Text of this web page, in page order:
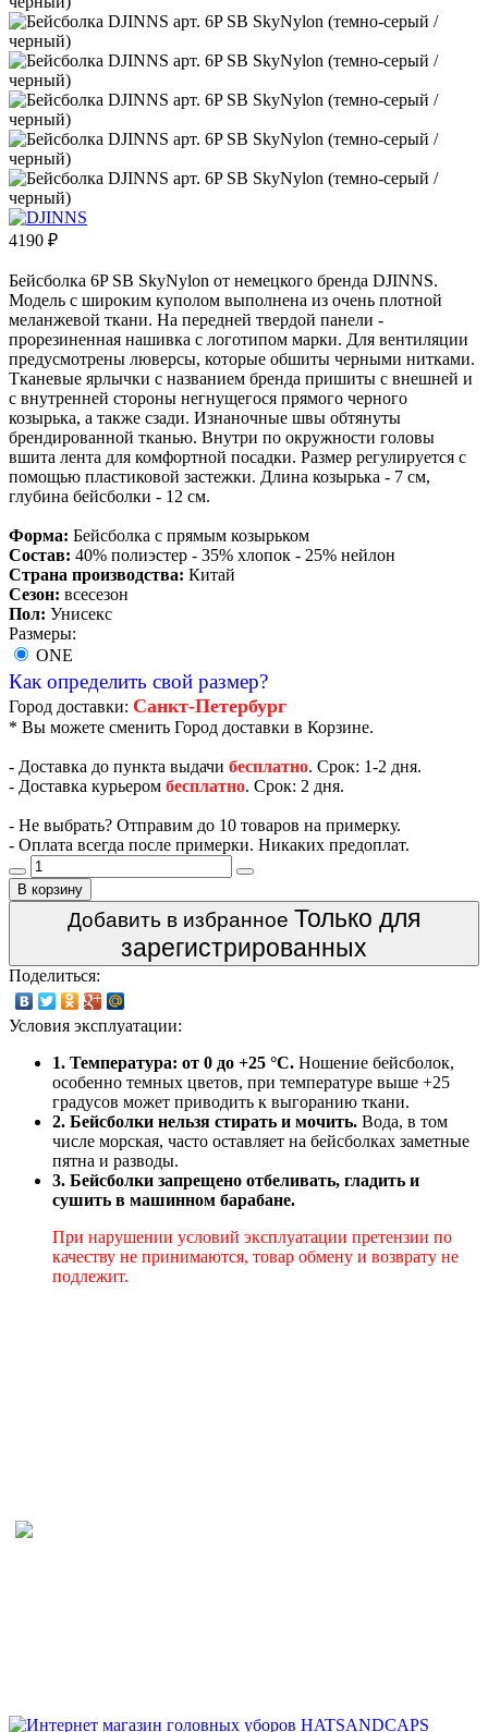
4190 ₽
Бейсболка 6P SB SkyNylon от немецкого бренда DJINNS.
Модель с широким куполом выполнена из очень плотной
меланжевой ткани. На передней твердой панели -
прорезиненная нашивка с логотипом марки. Для вентиляции
предусмотрены люверсы, которые обшиты черными нитками.
Тканевые ярлычки с названием бренда пришиты с внешней и
с внутренней стороны негнущегося прямого черного
козырька, а также сзади. Изнаночные швы обтянуты
брендированной тканью. Внутри по окружности головы
вшита лента для комфортной посадки. Размер регулируется с
помощью пластиковой застежки. Длина козырька - 7 см,
глубина бейсболки - 12 см.
Форма: Бейсболка с прямым козырьком
Состав: 40% полиэстер - 35% хлопок - 25% нейлон
Страна производства: Китай
Сезон: всесезон
Пол: Унисекс
Размеры:
ONE
Как определить свой размер?
Город доставки: Санкт-Петербург
* Вы можете сменить Город доставки в Корзине.
- Доставка до пункта выдачи бесплатно. Срок: 1-2 дня.
- Доставка курьером бесплатно. Срок: 2 дня.
- Не выбрать? Отправим до 10 товаров на примерку.
- Оплата всегда после примерки. Никаких предоплат.
В корзину
Добавить в избранное Только для
зарегистрированных
Поделиться:
Условия эксплуатации:
1. Температура: от 0 до +25 °C. Ношение бейсболок,
особенно темных цветов, при температуре выше +25
градусов может приводить к выгоранию ткани.
2. Бейсболки нельзя стирать и мочить. Вода, в том
числе морская, часто оставляет на бейсболках заметные
пятна и разводы.
3. Бейсболки запрещено отбеливать, гладить и
сушить в машинном барабане.
При нарушении условий эксплуатации претензии по
качеству не принимаются, товар обмену и возврату не
подлежит.